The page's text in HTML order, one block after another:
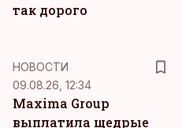
так дорого
НОВОСТИ
09.08.26, 12:34
Maxima Group
выплатила щедрые